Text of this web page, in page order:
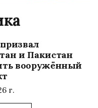
и Пакистан
вооружённый
г.